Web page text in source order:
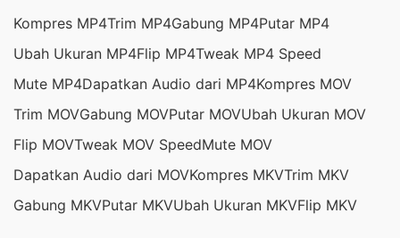
Kompres MP4Trim MP4Gabung MP4Putar MP4
Ubah Ukuran MP4Flip MP4Tweak MP4 Speed
Mute MP4Dapatkan Audio dari MP4Kompres MOV
Trim MOVGabung MOVPutar MOVUbah Ukuran MOV
Flip MOVTweak MOV SpeedMute MOV
Dapatkan Audio dari MOVKompres MKVTrim MKV
Gabung MKVPutar MKVUbah Ukuran MKVFlip MKV